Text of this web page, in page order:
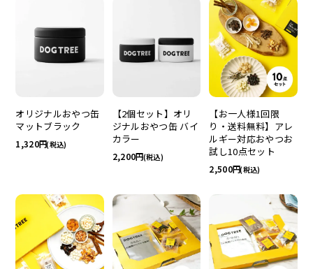
オリジナルおやつ缶
マットブラック
1,320 (税込)
【2個セット】オリ
ジナルおやつ缶 バイ
カラー
2,200 (税込)
【お一人様1回限
り・送料無料】アレ
ルギー対応おやつお
試し10点セット
2,500 (税込)